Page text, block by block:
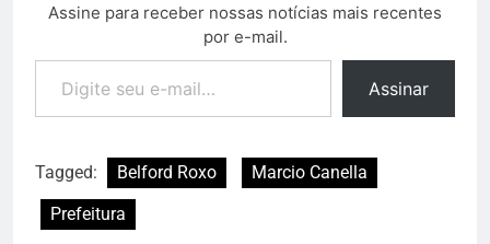
Assine para receber nossas notícias mais recentes
por e-mail.
Assinar
Tagged: Belford Roxo
Marcio Canella
Prefeitura